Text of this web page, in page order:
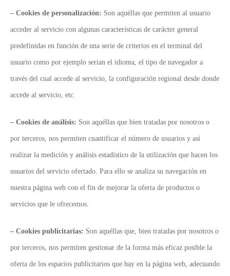
– Cookies de personalización: Son aquéllas que permiten al usuario
acceder al servicio con algunas características de carácter general
predefinidas en función de una serie de criterios en el terminal del
usuario como por ejemplo serian el idioma, el tipo de navegador a
través del cual accede al servicio, la configuración regional desde donde
accede al servicio, etc.
– Cookies de análisis: Son aquéllas que bien tratadas por nosotros o
por terceros, nos permiten cuantificar el número de usuarios y así
realizar la medición y análisis estadístico de la utilización que hacen los
usuarios del servicio ofertado. Para ello se analiza su navegación en
nuestra página web con el fin de mejorar la oferta de productos o
servicios que le ofrecemos.
– Cookies publicitarias: Son aquéllas que, bien tratadas por nosotros o
por terceros, nos permiten gestionar de la forma más eficaz posible la
oferta de los espacios publicitarios que hay en la página web, adecuando